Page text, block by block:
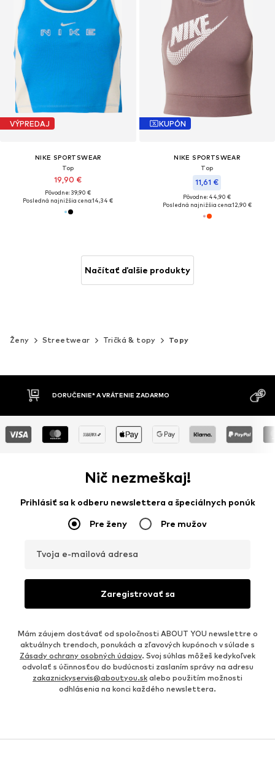
VÝPREDAJ
NIKE SPORTSWEAR
Top
19,90 €
Pôvodne: 39,90 €
Posledná najnižšia cena:14,34 €
KUPÓN
NIKE SPORTSWEAR
Top
11,61 €
Pôvodne: 44,90 €
Posledná najnižšia cena:12,90 €
Načítať ďalšie produkty
Ženy Streetwear Tričká & topy Topy
DOBIERKA
MOŽNOSŤ
Nič nezmeškaj!
Prihlásiť sa k odberu newslettera a špeciálnych ponúk
Pre ženy Pre mužov
Tvoja e-mailová adresa
Zaregistrovať sa
Mám záujem dostávať od spoločnosti ABOUT YOU newslettre o
aktuálnych trendoch, ponukách a zľavových kupónoch v súlade s
Zásady ochrany osobných údajov. Svoj súhlas môžeš kedykoľvek
odvolať s účinnosťou do budúcnosti zaslaním správy na adresu
zakaznickyservis@aboutyou.sk alebo použitím možnosti
odhlásenia na konci každého newslettera.